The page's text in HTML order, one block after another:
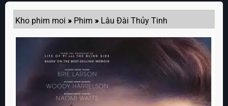
Kho phim moi » Phim » Lâu Đài Thủy Tinh